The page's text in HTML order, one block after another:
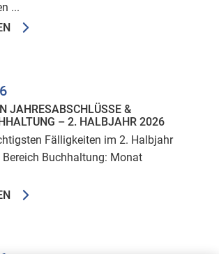
...
JAHRESABSCHLÜSSE &
– 2. HALBJAHR 2026
Fälligkeiten im 2. Halbjahr
Buchhaltung: Monat